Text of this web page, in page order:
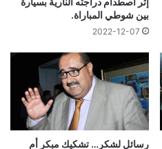
بين شوطي المباراة.
2022-12-07
رسائل لشكر… تشكيك مبكر أم